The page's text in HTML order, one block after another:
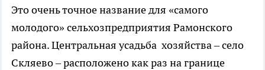
Это очень точное название для «самого
молодого» сельхозпредприятия Рамонского
района. Центральная усадьба хозяйства – село
Скляево – расположено как раз на границе